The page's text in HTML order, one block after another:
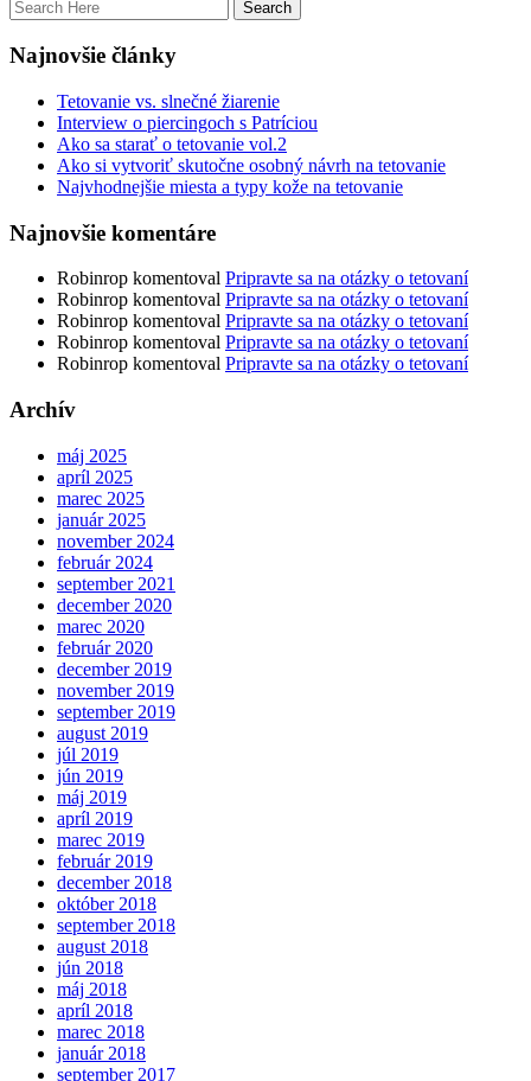
Najnovšie články
Tetovanie vs. slnečné žiarenie
Interview o piercingoch s Patríciou
Ako sa starať o tetovanie vol.2
Ako si vytvoriť skutočne osobný návrh na tetovanie
Najvhodnejšie miesta a typy kože na tetovanie
Najnovšie komentáre
Robinrop komentoval Pripravte sa na otázky o tetovaní
Robinrop komentoval Pripravte sa na otázky o tetovaní
Robinrop komentoval Pripravte sa na otázky o tetovaní
Robinrop komentoval Pripravte sa na otázky o tetovaní
Robinrop komentoval Pripravte sa na otázky o tetovaní
Archív
máj 2025
apríl 2025
marec 2025
január 2025
november 2024
február 2024
september 2021
december 2020
marec 2020
február 2020
december 2019
november 2019
september 2019
august 2019
júl 2019
jún 2019
máj 2019
apríl 2019
marec 2019
február 2019
december 2018
október 2018
september 2018
august 2018
jún 2018
máj 2018
apríl 2018
marec 2018
január 2018
september 2017